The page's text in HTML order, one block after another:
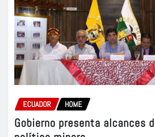
ECUADOR HOME
Gobierno presenta alcances